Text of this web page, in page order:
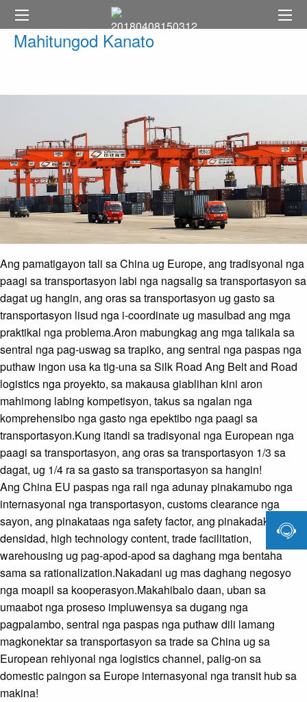
Mahitungod Kanato
Ang pamatigayon tali sa China ug Europe, ang tradisyonal nga
paagi sa transportasyon labi nga nagsalig sa transportasyon sa
dagat ug hangin, ang oras sa transportasyon ug gasto sa
transportasyon lisud nga i-coordinate ug masulbad ang mga
praktikal nga problema.Aron mabungkag ang mga talikala sa
sentral nga pag-uswag sa trapiko, ang sentral nga paspas nga
puthaw ingon usa ka tig-una sa Silk Road Ang Belt and Road
logistics nga proyekto, sa makausa giablihan kini aron
mahimong labing kompetisyon, takus sa ngalan nga
komprehensibo nga gasto nga epektibo nga paagi sa
transportasyon.Kung itandi sa tradisyonal nga European nga
paagi sa transportasyon, ang oras sa transportasyon 1/3 sa
dagat, ug 1/4 ra sa gasto sa transportasyon sa hangin!
Ang China EU paspas nga rail nga adunay pinakamubo nga
internasyonal nga transportasyon, customs clearance nga
sayon, ang pinakataas nga safety factor, ang pinakadako nga
densidad, high technology content, trade facilitation,
warehousing ug pag-apod-apod sa daghang mga bentaha
sama sa rationalization.Nakadani ug mas daghang negosyo
nga moapil sa kooperasyon.Makahibalo daan, uban sa
umaabot nga proseso impluwensya sa dugang nga
pagpalambo, sentral nga paspas nga puthaw dili lamang
magkonektar sa transportasyon sa trade sa China ug sa
European rehiyonal nga logistics channel, palig-on sa
domestic paingon sa Europe internasyonal nga transit hub sa
makina!
